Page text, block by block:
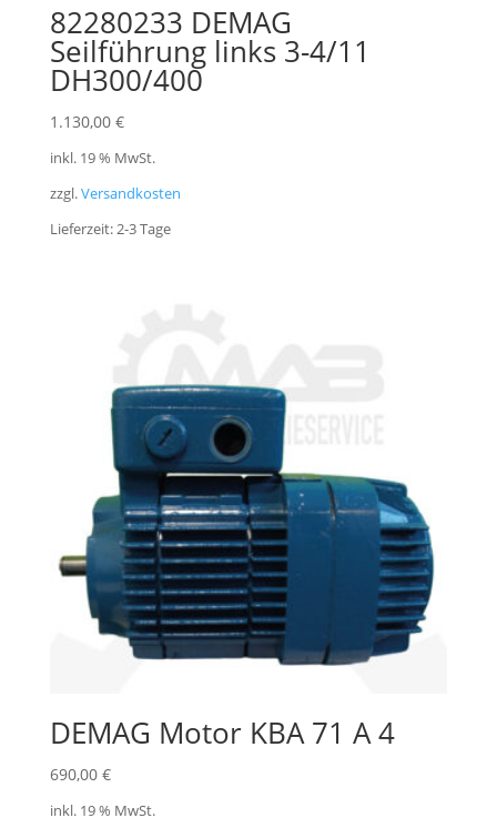
82280233 DEMAG
Seilführung links 3-4/11
DH300/400
1.130,00 €
inkl. 19 % MwSt.
zzgl.Versandkosten
Lieferzeit:2-3 Tage
DEMAG Motor KBA 71 A 4
690,00 €
inkl. 19 % MwSt.